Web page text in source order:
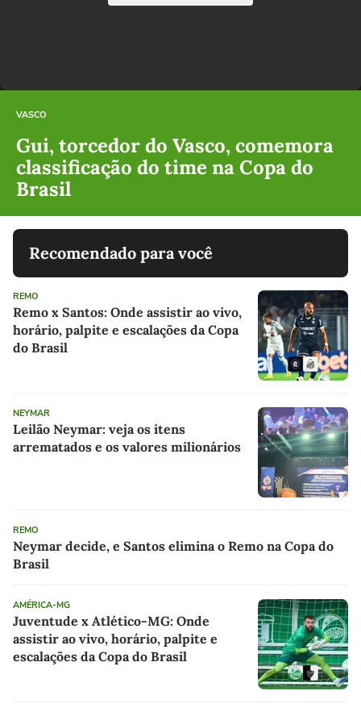
VASCO
Gui, torcedor do Vasco, comemora
classificação do time na Copa do
Brasil
Recomendado para você
REMO
Remo x Santos: Onde assistir ao vivo,
horário, palpite e escalações da Copa
do Brasil
NEYMAR
Leilão Neymar: veja os itens
arrematados e os valores milionários
REMO
Neymar decide, e Santos elimina o Remo na Copa do
Brasil
AMÉRICA-MG
Juventude x Atlético-MG: Onde
assistir ao vivo, horário, palpite e
escalações da Copa do Brasil